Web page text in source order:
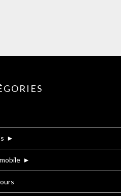
►
►